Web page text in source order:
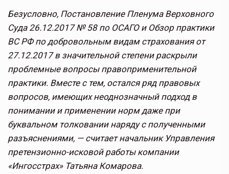
Безусловно, Постановление Пленума Верховного
Суда 26.12.2017 № 58 по ОСАГО и Обзор практики
ВС РФ по добровольным видам страхования от
27.12.2017 в значительной степени раскрыли
проблемные вопросы правоприменительной
практики. Вместе с тем, остался ряд правовых
вопросов, имеющих неоднозначный подход в
понимании и применении норм даже при
буквальном толковании наряду с полученными
разъяснениями, — считает начальник Управления
претензионно-исковой работы компании
«Ингосстрах» Татьяна Комарова.